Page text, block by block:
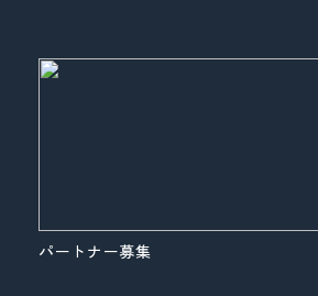
パートナー募集